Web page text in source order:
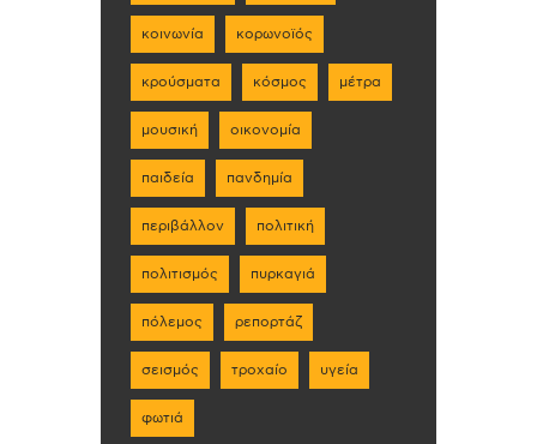
κοινωνία κορωνοϊός
κρούσματα κόσμος μέτρα
μουσική οικονομία
παιδεία πανδημία
περιβάλλον πολιτική
πολιτισμός πυρκαγιά
πόλεμος ρεπορτάζ
σεισμός τροχαίο υγεία
φωτιά